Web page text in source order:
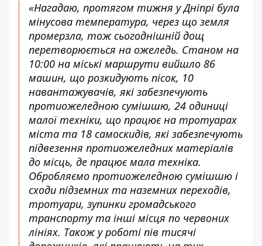
«Нагадаю, протягом тижня у Дніпрі була
мінусова температура, через що земля
промерзла, тож сьогоднішній дощ
перетворюється на ожеледь. Станом на
10:00 на міські маршрути вийшло 86
машин, що розкидують пісок, 10
навантажувачів, які забезпечують
протиожеледною сумішшю, 24 одиниці
малої техніки, що працює на тротуарах
міста та 18 самоскидів, які забезпечують
підвезення протиожеледних матеріалів
до місць, де працює мала техніка.
Обробляємо протиожеледною сумішшю і
сходи підземних та наземних переходів,
тротуари, зупинки громадського
транспорту та інші місця по червоних
лініях. Також у роботі пів тисячі